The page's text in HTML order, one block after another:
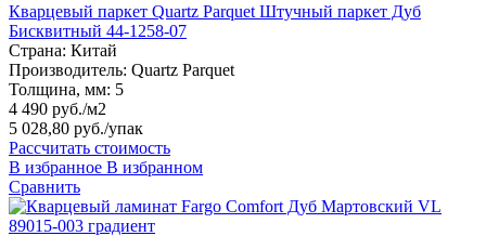
Кварцевый паркет Quartz Parquet Штучный паркет Дуб
Бисквитный 44-1258-07
Страна: Китай
Производитель: Quartz Parquet
Толщина, мм: 5
4 490 руб./м2
5 028,80 руб./упак
Рассчитать стоимость
В избранное В избранном
Сравнить